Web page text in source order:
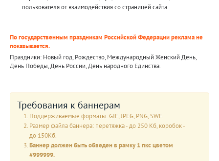
пользователя от взаимодействия со страницей сайта.
По государственным праздникам Российской Федерации реклама не
показывается.
Праздники: Новый год, Рождество, Международный Женский День,
День Победы, День России, День народного Единства.
Требования к баннерам
Поддерживаемые форматы: GIF, JPEG, PNG, SWF.
Размер файла баннера: перетяжка - до 250 Кб, коробок -
до 150Кб.
Баннер должен быть обведен в рамку 1 пкс цветом
#999999.